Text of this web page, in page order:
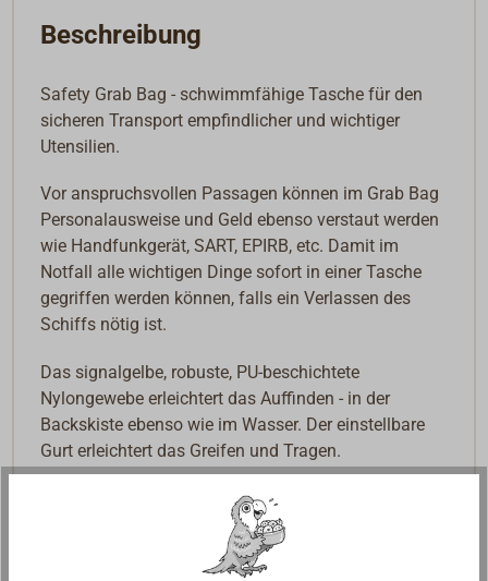
Beschreibung
Safety Grab Bag - schwimmfähige Tasche für den
sicheren Transport empfindlicher und wichtiger
Utensilien.
Vor anspruchsvollen Passagen können im Grab Bag
Personalausweise und Geld ebenso verstaut werden
wie Handfunkgerät, SART, EPIRB, etc. Damit im
Notfall alle wichtigen Dinge sofort in einer Tasche
gegriffen werden können, falls ein Verlassen des
Schiffs nötig ist.
Das signalgelbe, robuste, PU-beschichtete
Nylongewebe erleichtert das Auffinden - in der
Backskiste ebenso wie im Wasser. Der einstellbare
Gurt erleichtert das Greifen und Tragen.
Die Schaumstoffpolsterung schütz den Inhalt und
erzeugt den nötigen Auftrieb, damit die Tasche
schwimmt. Der Roll-Verschluss mit Klettsicherung
sorgt auch für Sprüh- und Spritzwasserschutz, falls